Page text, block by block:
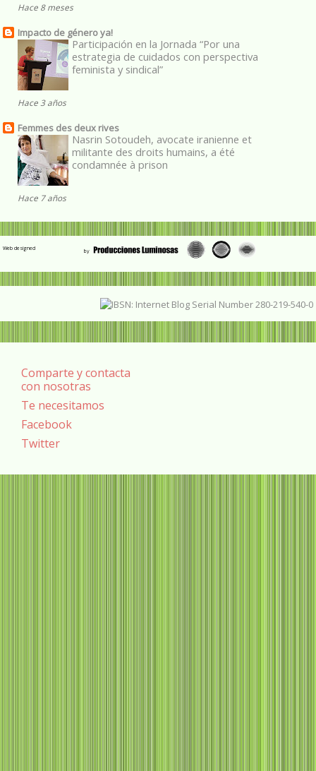
Hace 8 meses
Impacto de género ya!
Participación en la Jornada “Por una
estrategia de cuidados con perspectiva
feminista y sindical”
Hace 3 años
Femmes des deux rives
Nasrin Sotoudeh, avocate iranienne et
militante des droits humains, a été
condamnée à prison
Hace 7 años
Web designed
Comparte y contacta
con nosotras
Te necesitamos
Facebook
Twitter